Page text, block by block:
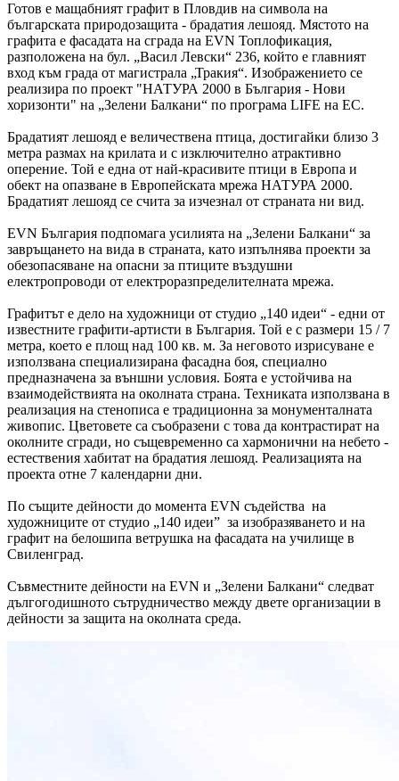
Готов е мащабният графит в Пловдив на символа на
българската природозащита - брадатия лешояд. Мястото на
графита е фасадата на сграда на EVN Топлофикация,
разположена на бул. „Васил Левски“ 236, който е главният
вход към града от магистрала „Тракия“. Изображението се
реализира по проект "НАТУРА 2000 в България - Нови
хоризонти" на „Зелени Балкани“ по програма LIFE на EС.
Брадатият лешояд е величествена птица, достигайки близо 3
метра размах на крилата и с изключително атрактивно
оперение. Той е една от най-красивите птици в Европа и
обект на опазване в Европейската мрежа НАТУРА 2000.
Брадатият лешояд се счита за изчезнал от страната ни вид.
EVN България подпомага усилията на „Зелени Балкани“ за
завръщането на вида в страната, като изпълнява проекти за
обезопасяване на опасни за птиците въздушни
електропроводи от електроразпределителната мрежа.
Графитът е дело на художници от студио „140 идеи“ - едни от
известните графити-артисти в България. Той е с размери 15 / 7
метра, което е площ над 100 кв. м. За неговото изрисуване е
използвана специализирана фасадна боя, специално
предназначена за външни условия. Боята е устойчива на
взаимодействията на околната страна. Техниката използвана в
реализация на стенописа е традиционна за монументалната
живопис. Цветовете са съобразени с това да контрастират на
околните сгради, но същевременно са хармонични на небето -
естествения хабитат на брадатия лешояд. Реализацията на
проекта отне 7 календарни дни.
По същите дейности до момента EVN съдейства на
художниците от студио „140 идеи” за изобразяването и на
графит на белошипа ветрушка на фасадата на училище в
Свиленград.
Съвместните дейности на EVN и „Зелени Балкани“ следват
дългогодишното сътрудничество между двете организации в
дейности за защита на околната среда.